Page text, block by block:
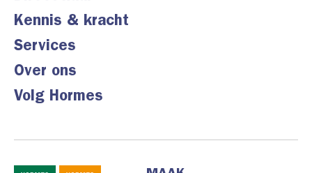
Kennis & kracht
Services
Over ons
Volg Hormes